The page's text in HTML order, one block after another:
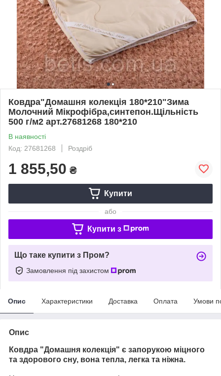
Ковдра"Домашня колекція 180*210"Зима
Молочний Мікрофібра,синтепон.Щільність
500 г/м2 арт.27681268 180*210
В наявності
Код: 27681268
Роздріб
1 855,50 ₴
Купити
або
Купити з
Що таке купити з Пром?
Замовлення під захистом
Опис Характеристики Доставка Оплата Умови
Опис
Ковдра "Домашня колекція" є запорукою міцного
та здорового сну, вона тепла, легка та ніжна.